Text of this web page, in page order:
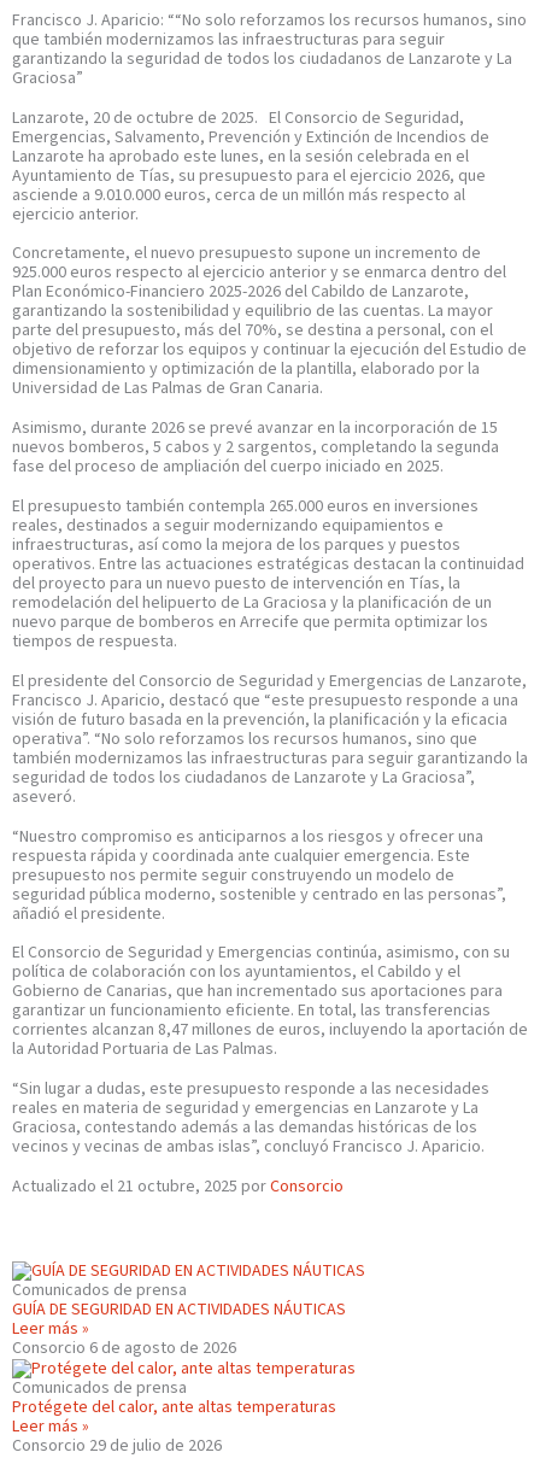
Francisco J. Aparicio: ““No solo reforzamos los recursos humanos, sino
que también modernizamos las infraestructuras para seguir
garantizando la seguridad de todos los ciudadanos de Lanzarote y La
Graciosa”
Lanzarote, 20 de octubre de 2025. El Consorcio de Seguridad,
Emergencias, Salvamento, Prevención y Extinción de Incendios de
Lanzarote ha aprobado este lunes, en la sesión celebrada en el
Ayuntamiento de Tías, su presupuesto para el ejercicio 2026, que
asciende a 9.010.000 euros, cerca de un millón más respecto al
ejercicio anterior.
Concretamente, el nuevo presupuesto supone un incremento de
925.000 euros respecto al ejercicio anterior y se enmarca dentro del
Plan Económico-Financiero 2025-2026 del Cabildo de Lanzarote,
garantizando la sostenibilidad y equilibrio de las cuentas. La mayor
parte del presupuesto, más del 70%, se destina a personal, con el
objetivo de reforzar los equipos y continuar la ejecución del Estudio de
dimensionamiento y optimización de la plantilla, elaborado por la
Universidad de Las Palmas de Gran Canaria.
Asimismo, durante 2026 se prevé avanzar en la incorporación de 15
nuevos bomberos, 5 cabos y 2 sargentos, completando la segunda
fase del proceso de ampliación del cuerpo iniciado en 2025.
El presupuesto también contempla 265.000 euros en inversiones
reales, destinados a seguir modernizando equipamientos e
infraestructuras, así como la mejora de los parques y puestos
operativos. Entre las actuaciones estratégicas destacan la continuidad
del proyecto para un nuevo puesto de intervención en Tías, la
remodelación del helipuerto de La Graciosa y la planificación de un
nuevo parque de bomberos en Arrecife que permita optimizar los
tiempos de respuesta.
El presidente del Consorcio de Seguridad y Emergencias de Lanzarote,
Francisco J. Aparicio, destacó que “este presupuesto responde a una
visión de futuro basada en la prevención, la planificación y la eficacia
operativa”. “No solo reforzamos los recursos humanos, sino que
también modernizamos las infraestructuras para seguir garantizando la
seguridad de todos los ciudadanos de Lanzarote y La Graciosa”,
aseveró.
“Nuestro compromiso es anticiparnos a los riesgos y ofrecer una
respuesta rápida y coordinada ante cualquier emergencia. Este
presupuesto nos permite seguir construyendo un modelo de
seguridad pública moderno, sostenible y centrado en las personas”,
añadió el presidente.
El Consorcio de Seguridad y Emergencias continúa, asimismo, con su
política de colaboración con los ayuntamientos, el Cabildo y el
Gobierno de Canarias, que han incrementado sus aportaciones para
garantizar un funcionamiento eficiente. En total, las transferencias
corrientes alcanzan 8,47 millones de euros, incluyendo la aportación de
la Autoridad Portuaria de Las Palmas.
“Sin lugar a dudas, este presupuesto responde a las necesidades
reales en materia de seguridad y emergencias en Lanzarote y La
Graciosa, contestando además a las demandas históricas de los
vecinos y vecinas de ambas islas”, concluyó Francisco J. Aparicio.
Actualizado el 21 octubre, 2025 porConsorcio
Comunicados de prensa
GUÍA DE SEGURIDAD EN ACTIVIDADES NÁUTICAS
Leer más »
Consorcio 6 de agosto de 2026
Comunicados de prensa
Protégete del calor, ante altas temperaturas
Leer más »
Consorcio 29 de julio de 2026